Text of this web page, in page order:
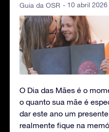
Guia da OSR - 10 abril 2026
O Dia das Mães é o
o quanto sua mãe é
dar este ano um
realmente fique na